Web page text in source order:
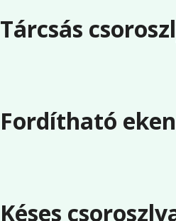
Tárcsás
Fordítható
Késes